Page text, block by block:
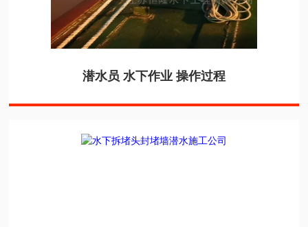
潜水员 水下作业 操作过程